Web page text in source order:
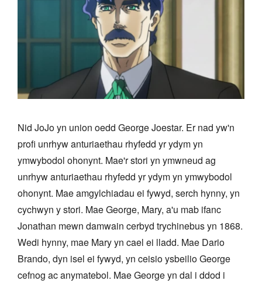
Nid JoJo yn union oedd George Joestar. Er nad yw'n
profi unrhyw anturiaethau rhyfedd yr ydym yn
ymwybodol ohonynt. Mae'r stori yn ymwneud ag
unrhyw anturiaethau rhyfedd yr ydym yn ymwybodol
ohonynt. Mae amgylchiadau ei fywyd, serch hynny, yn
cychwyn y stori. Mae George, Mary, a'u mab ifanc
Jonathan mewn damwain cerbyd trychinebus yn 1868.
Wedi hynny, mae Mary yn cael ei lladd. Mae Dario
Brando, dyn isel ei fywyd, yn ceisio ysbeilio George
cefnog ac anymatebol. Mae George yn dal i ddod i